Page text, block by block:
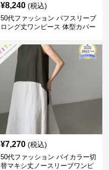
¥8,240 (税込)
50代ファッション パフスリーブ
ロング丈ワンピース 体型カバー
¥7,270 (税込)
50代ファッション バイカラー切
替マキシ丈ノースリーブワンピ